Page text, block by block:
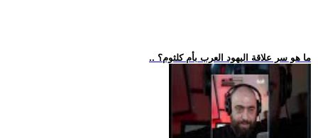
.. ما هو سر علاقة اليهود العرب بأم كلثوم؟